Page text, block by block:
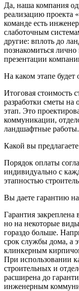
Да, наша компания
реализацию проекта
команде есть
слаботочным
другие: вплоть до
познакомиться
презентации
На каком этапе будет
Итоговая стоимость
разработки сметы
этап. Это
коммуникации,
ландшафтные работы.
Какой вы
Порядок оплаты
индивидуально с
этапностью
Вы даете гарантию
Гарантия закреплена
но на некоторые
гораздо больше.
срок службы дома, а
клинкерным
При использовании
строительных и
расширена до
инженерным